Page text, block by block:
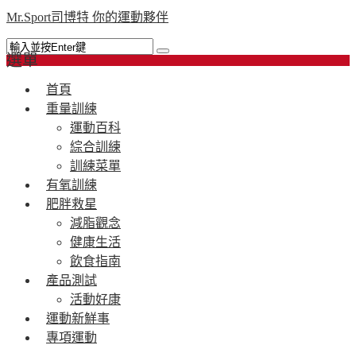
Mr.Sport司博特 你的運動夥伴
選單
首頁
重量訓練
運動百科
綜合訓練
訓練菜單
有氧訓練
肥胖救星
減脂觀念
健康生活
飲食指南
產品測試
活動好康
運動新鮮事
專項運動